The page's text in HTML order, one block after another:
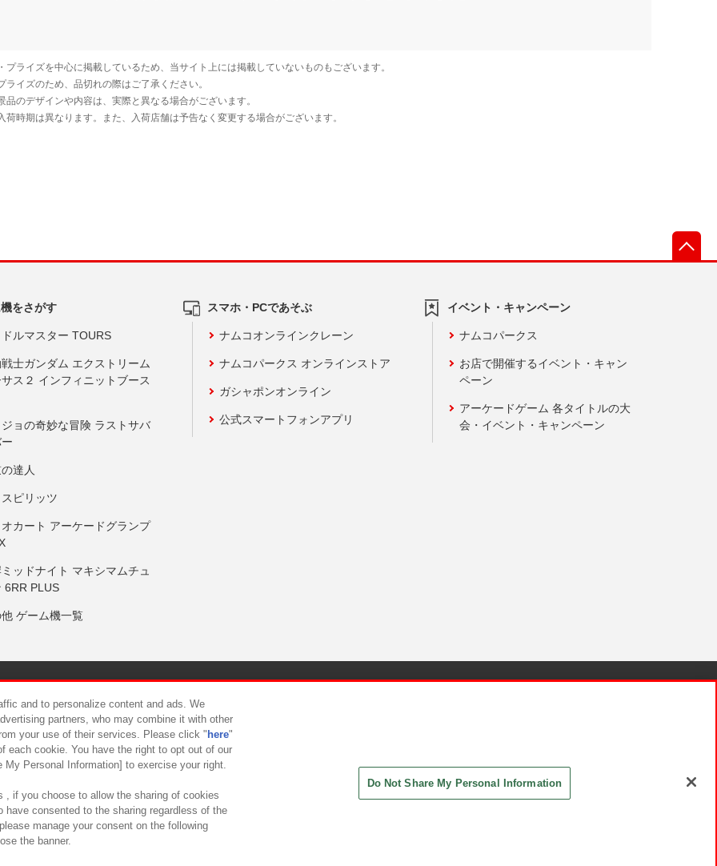
をさがす
ルマスター TOURS
士ガンダム エクストリーム
ス２ インフィニットブース
ョの奇妙な冒険 ラストサバ
達人
ピリッツ
カート アーケードグランプ
ッドナイト マキシマムチュ
6RR PLUS
ゲーム機一覧
スマホ・PCであそぶ
ナムコオンラインクレーン
ナムコパークス オンラインストア
ガシャポンオンライン
公式スマートフォンアプリ
イベント・キャンペーン
ナムコパークス
お店で開催するイベント・キャン
ペーン
アーケードゲーム 各タイトルの大
会・イベント・キャンペーン
について カスタマーハラスメント対応方針
and to personalize content and ads. We
partners, who may combine it with other
your use of their services. Please click " here"
each cookie. You have the right to opt out of our
Personal Information] to exercise your right.
, if you choose to allow the sharing of cookies
have consented to the sharing regardless of the
manage your consent on the following
the banner.
Do Not Share My Personal Information